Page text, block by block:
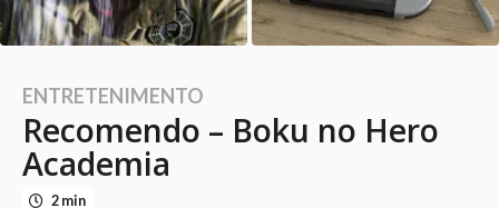
1
0
a
n
o
ENTRETENIMENTO
Recomendo – Boku no Hero
Academia
2 min